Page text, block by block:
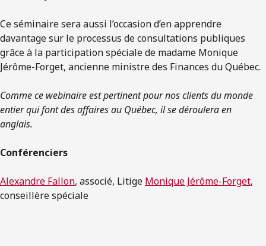
Ce séminaire sera aussi l’occasion d’en apprendre
davantage sur le processus de consultations publiques
grâce à la participation spéciale de madame Monique
Jérôme-Forget, ancienne ministre des Finances du Québec.
Comme ce webinaire est pertinent pour nos clients du monde
entier qui font des affaires au Québec, il se déroulera en
anglais.
Conférenciers
Alexandre Fallon, associé, Litige Monique Jérôme-Forget,
conseillère spéciale